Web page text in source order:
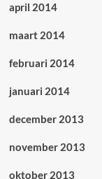
april 2014
maart 2014
februari 2014
januari 2014
december 2013
november 2013
oktober 2013